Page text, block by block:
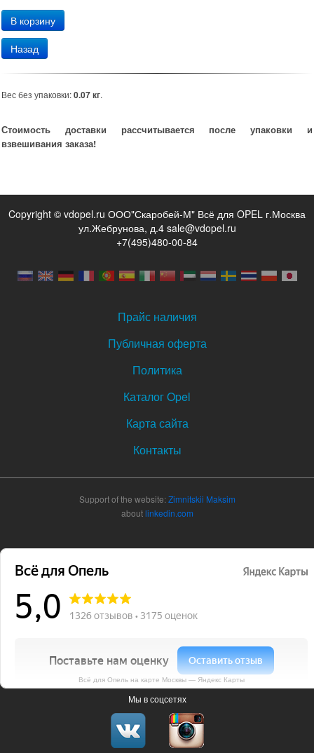
Назад
Вес без упаковки:0.07 кг.
Стоимость доставки рассчитывается после упаковки и
взвешивания заказа!
Copyright © vdopel.ru ООО"Скаробей-М" Всё для OPEL г.Москва
ул.Жебрунова, д.4 sale@vdopel.ru
+7(495)480-00-84
Прайс наличия
Публичная оферта
Политика
Каталог Opel
Карта сайта
Контакты
Support of the website:Zimnitskii Maksim
aboutlinkedin.com
Всё для Опель на карте Москвы — Яндекс Карты
Мы в соцсетях